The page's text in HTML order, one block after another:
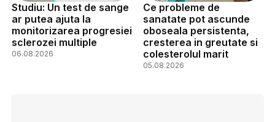
Studiu: Un test de sange
ar putea ajuta la
monitorizarea progresiei
sclerozei multiple
06.08.2026
Ce probleme de
sanatate pot ascunde
oboseala persistenta,
cresterea in greutate si
colesterolul marit
05.08.2026